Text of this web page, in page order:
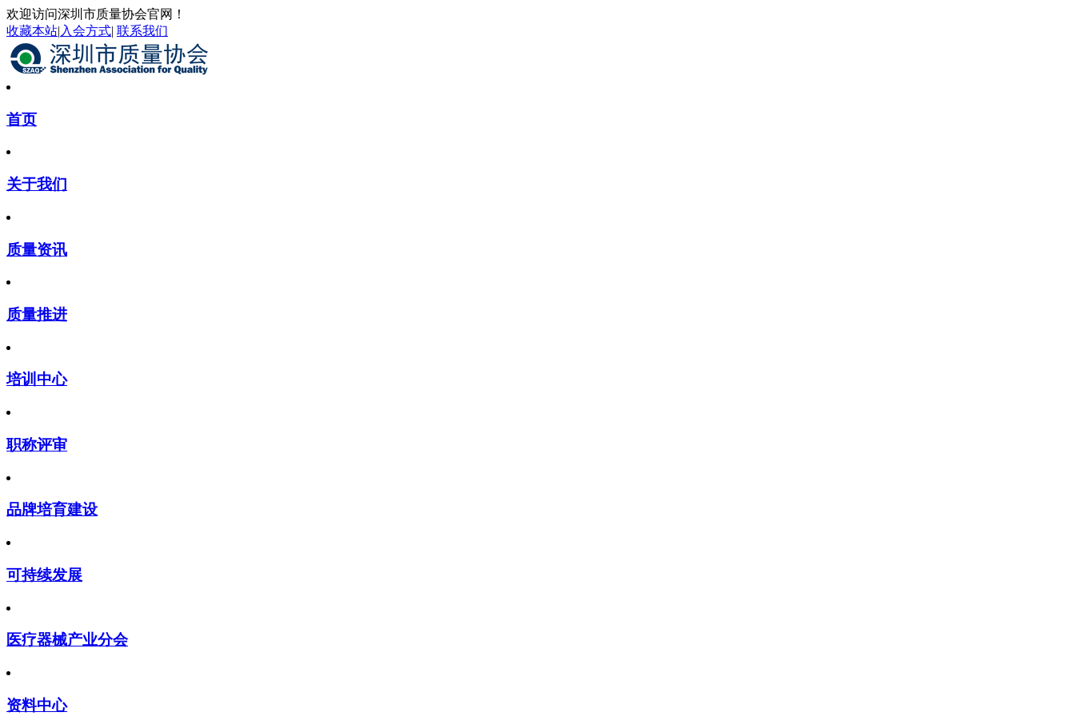
欢迎访问深圳市质量协会官网！
收藏本站| 入会方式| 联系我们
首页
关于我们
质量资讯
质量推进
培训中心
职称评审
品牌培育建设
可持续发展
医疗器械产业分会
资料中心